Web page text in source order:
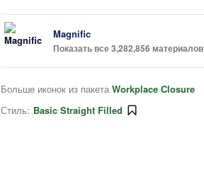
Magnific
Показать все 3,282,856 материалов
Больше иконок из пакета Workplace Closure
Стиль: Basic Straight Filled